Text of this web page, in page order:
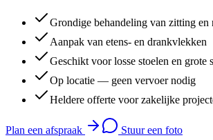
Grondige behandeling van zitting en
Aanpak van etens- en drankvlekken
Geschikt voor losse stoelen en grote
Op locatie — geen vervoer nodig
Heldere offerte voor zakelijke
Plan een afspraak Stuur een foto